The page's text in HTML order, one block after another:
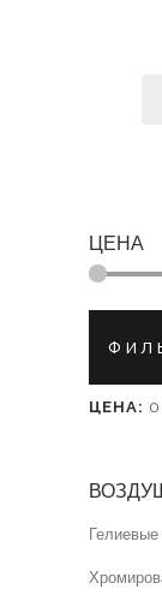
ЦЕНА
цена
цена
ЦЕНА: